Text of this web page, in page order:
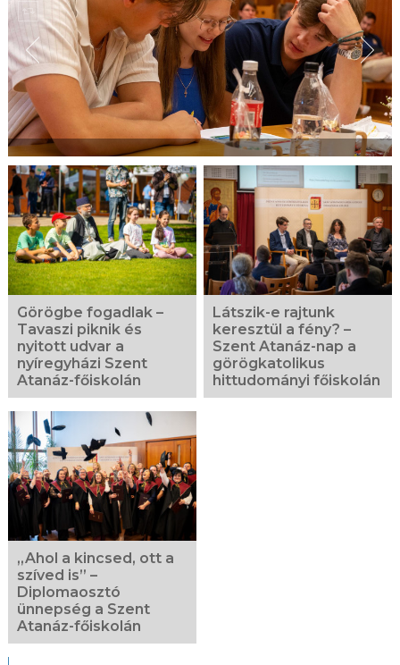
Görögbe fogadlak –
Tavaszi piknik és
nyitott udvar a
nyíregyházi Szent
Atanáz-főiskolán
Látszik-e rajtunk
keresztül a fény? –
Szent Atanáz-nap a
görögkatolikus
hittudományi főiskolán
„Ahol a kincsed, ott a
szíved is” –
Diplomaosztó
ünnepség a Szent
Atanáz-főiskolán